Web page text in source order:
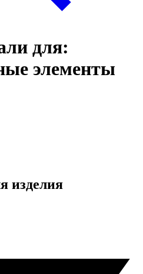
для:
элементы
изделия